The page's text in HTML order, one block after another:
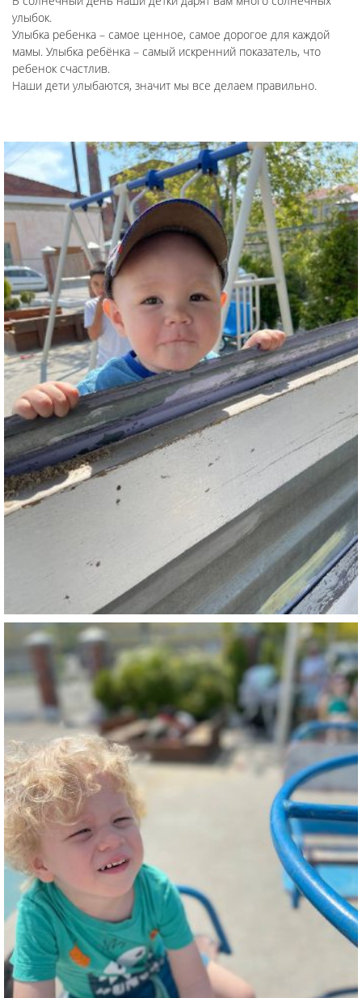
улыбок.
Улыбка ребенка – самое ценное, самое дорогое для каждой
мамы. Улыбка ребёнка – самый искренний показатель, что
ребенок счастлив.
Наши дети улыбаются, значит мы все делаем правильно.